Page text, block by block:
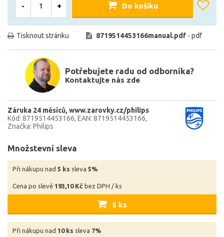
- + Do košíku
Tisknout stránku 8719514453166manual.pdf - pdf
Potřebujete radu od odborníka?
Kontaktujte nás zde
Záruka 24 měsíců www.zarovky.cz/philips
Kód: 8719514453166 EAN: 8719514453166
Značka: Philips
Množstevní sleva
Při nákupu nad 5 ks sleva 5%
Cena po slevě 193,10 Kč bez DPH / ks
5 ks
Při nákupu nad 10 ks sleva 7%